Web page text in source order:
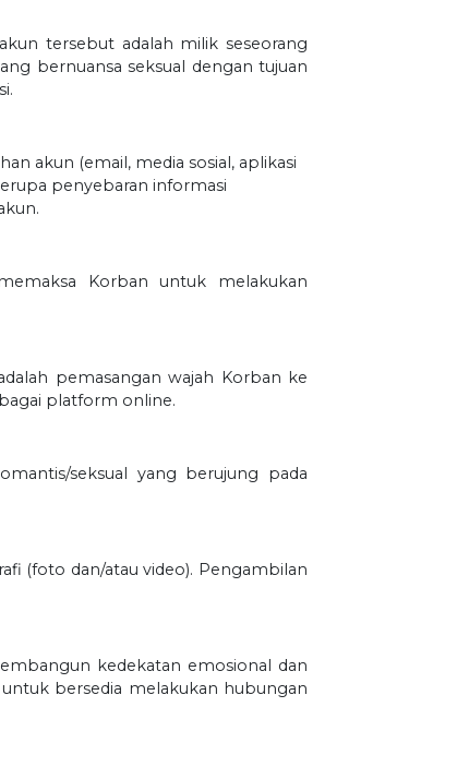
tersebut adalah milik seseorang
bernuansa seksual dengan tujuan
akun (email, media sosial, aplikasi
penyebaran informasi
Korban untuk melakukan
pemasangan wajah Korban ke
platform online.
seksual yang berujung pada
(foto dan/atau video). Pengambilan
kedekatan emosional dan
bersedia melakukan hubungan